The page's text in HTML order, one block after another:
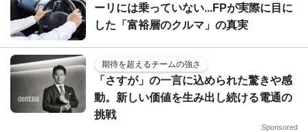
ーリには乗っていない...FPが実際に目に
した「富裕層のクルマ」の真実
期待を超えるチームの強さ
「さすが」の一言に込められた驚きや感
動。新しい価値を生み出し続ける電通の
挑戦
Sponsored